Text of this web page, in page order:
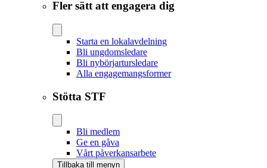
Fler sätt att engagera dig
Starta en lokalavdelning
Bli ungdomsledare
Bli nybörjartursledare
Alla engagemangsformer
Stötta STF
Bli medlem
Ge en gåva
Vårt påverkansarbete
Tillbaka till menyn